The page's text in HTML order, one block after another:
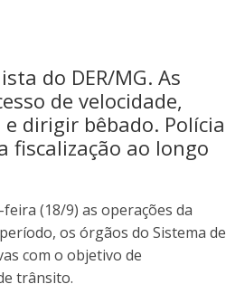
do DER/MG. As
de velocidade,
dirigir bêbado. Polícia
fiscalização ao longo
(18/9) as operações da
os órgãos do Sistema de
com o objetivo de
trânsito.